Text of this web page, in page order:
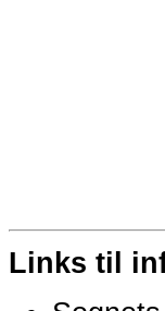
Links til